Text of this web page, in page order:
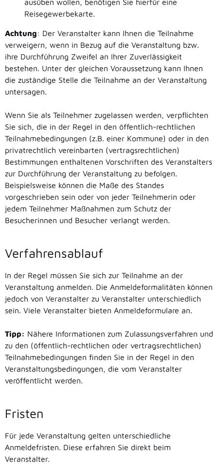
ausüben wollen, benötigen Sie hierfür eine
Reisegewerbekarte.
Achtung: Der Veranstalter kann Ihnen die Teilnahme
verweigern, wenn in Bezug auf die Veranstaltung bzw.
ihre Durchführung Zweifel an Ihrer Zuverlässigkeit
bestehen. Unter der gleichen Voraussetzung kann Ihnen
die zuständige Stelle die Teilnahme an der Veranstaltung
untersagen.
Wenn Sie als Teilnehmer zugelassen werden, verpflichten
Sie sich, die in der Regel in den öffentlich-rechtlichen
Teilnahmebedingungen (z.B. einer Kommune) oder in den
privatrechtlich vereinbarten (vertragsrechtlichen)
Bestimmungen enthaltenen Vorschriften des Veranstalters
zur Durchführung der Veranstaltung zu befolgen.
Beispielsweise können die Maße des Standes
vorgeschrieben sein oder von jeder Teilnehmerin oder
jedem Teilnehmer Maßnahmen zum Schutz der
Besucherinnen und Besucher verlangt werden.
Verfahrensablauf
In der Regel müssen Sie sich zur Teilnahme an der
Veranstaltung anmelden. Die Anmeldeformalitäten können
jedoch von Veranstalter zu Veranstalter unterschiedlich
sein. Viele Veranstalter bieten Anmeldeformulare an.
Tipp: Nähere Informationen zum Zulassungsverfahren und
zu den (öffentlich-rechtlichen oder vertragsrechtlichen)
Teilnahmebedingungen finden Sie in der Regel in den
Veranstaltungsbedingungen, die vom Veranstalter
veröffentlicht werden.
Fristen
Für jede Veranstaltung gelten unterschiedliche
Anmeldefristen. Diese erfahren Sie direkt beim
Veranstalter.